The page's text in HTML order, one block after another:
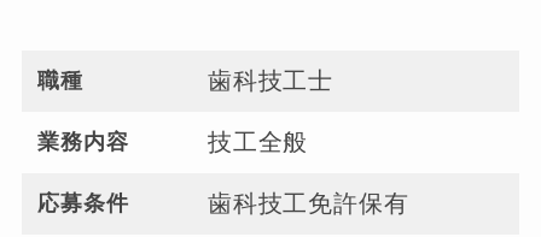
職種 歯科技工士
業務内容 技工全般
応募条件 歯科技工免許保有